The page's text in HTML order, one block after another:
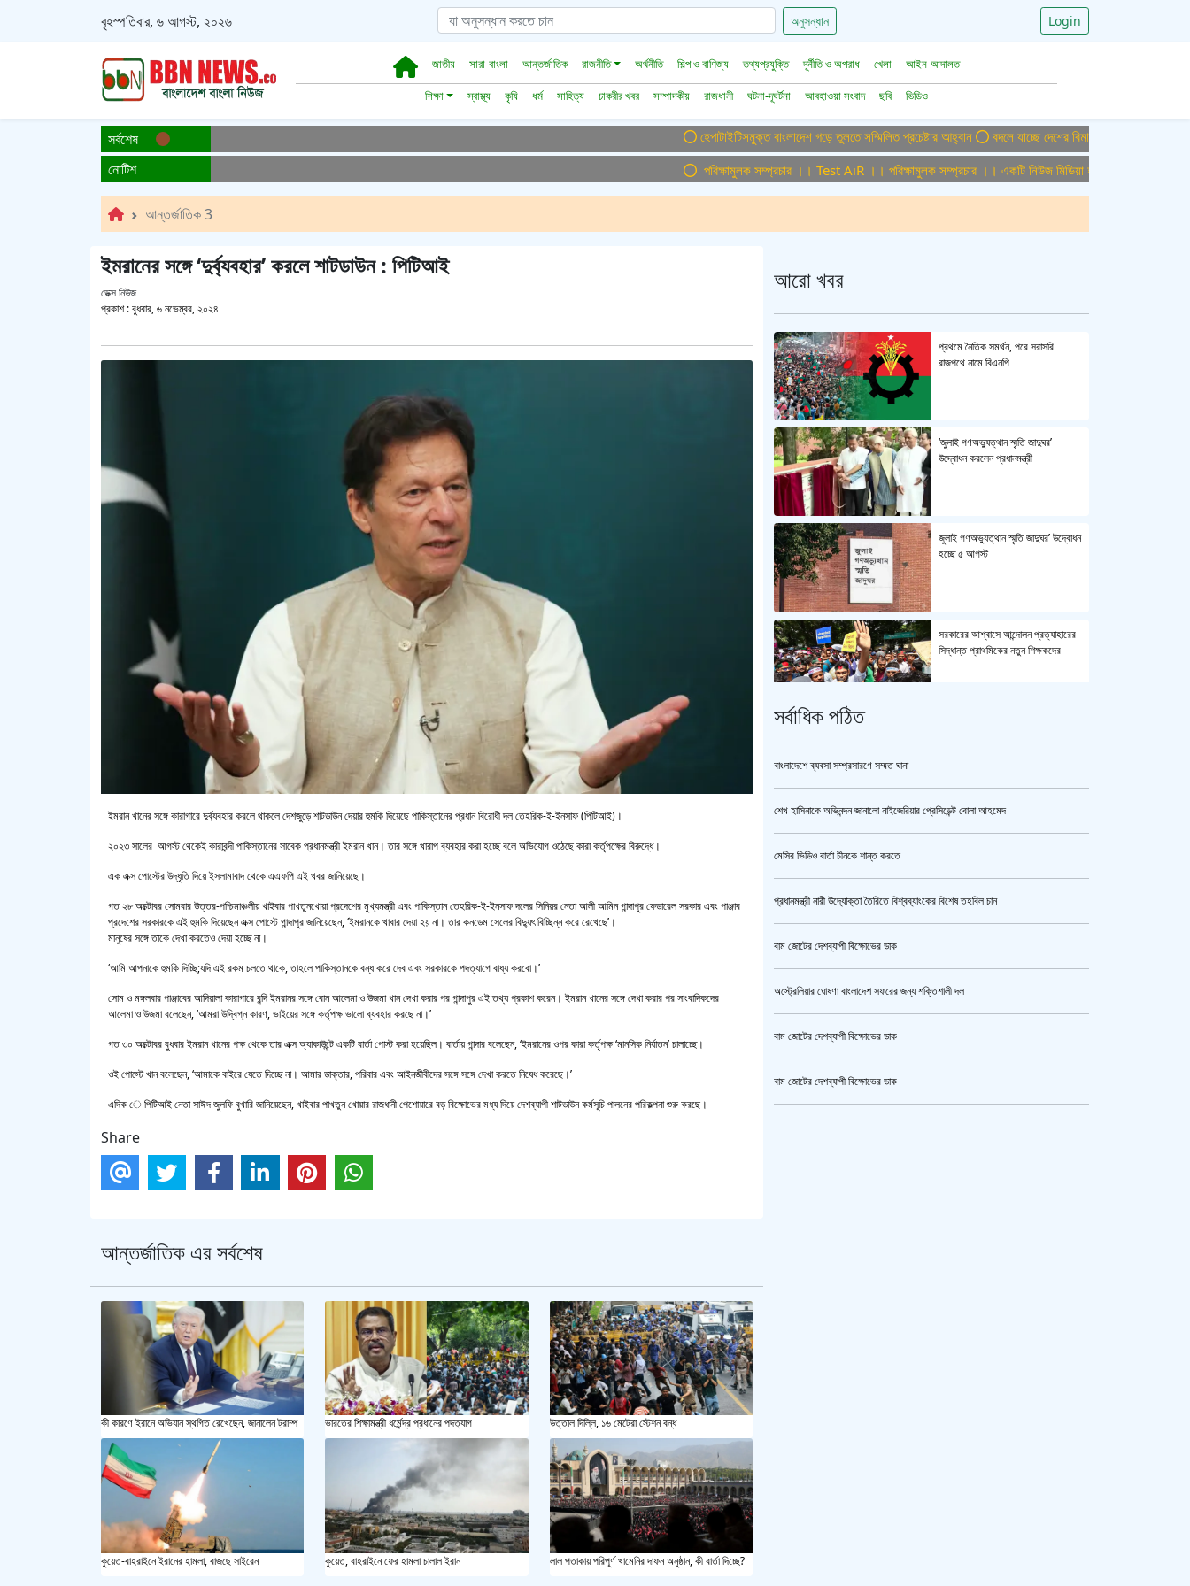
বৃহস্পতিবার, ৬ আগস্ট, ২০২৬ অনুসন্ধান Login
জাতীয় সারা-বাংলা আন্তর্জাতিক রাজনীতি অর্থনীতি শিল্প ও বাণিজ্য তথ্যপ্রযুক্তি দূর্নীতি ও অপরাধ খেলা
আইন-আদালত
শিক্ষা
স্বাস্থ্য কৃষি ধর্ম সাহিত্য চাকরীর খবর সম্পাদকীয় রাজধানী ঘটনা-দূঘর্টনা আবহাওয়া সংবাদ ছবি ভিডিও
সর্বশেষ হেপাটাইটিসমুক্ত বাংলাদেশ গড়ে তুলতে সম্মিলিত প্রচেষ্টার আহ্বান বদলে যাচ্ছে দেশের বিমান ও পর্যটন খাত, ডিসেম্বরে
নোটিশ পরিক্ষামুলক সম্প্রচার ।। Test AiR ।। পরিক্ষামুলক সম্প্রচার ।। একটি নিউজ মিডিয়া হাউজের জন্য অফিস এডমিন
আন্তর্জাতিক 3
ইমরানের সঙ্গে ‘দুর্ব্যবহার’ করলে শাটডাউন : পিটিআই
ডেক্স নিউজ
প্রকাশ :বুধবার, ৬ নভেম্বর, ২০২৪
ইমরান খানের সঙ্গে কারাগারে দুর্ব্যবহার করলে থাকলে দেশজুড়ে শাটডাউন দেয়ার হুমকি দিয়েছে পাকিস্তানের প্রধান বিরোধী দল তেহরিক-ই-ইনসাফ (পিটিআই)।
২০২৩ সালের আগস্ট থেকেই কারাবন্দী পাকিস্তানের সাবেক প্রধানমন্ত্রী ইমরান খান। তার সঙ্গে খারাপ ব্যবহার করা হচ্ছে বলে অভিযোগ ওঠেছে কারা কর্তৃপক্ষের বিরুদ্ধে।
এক এক্স পোস্টের উদ্ধৃতি দিয়ে ইসলামাবাদ থেকে এএফপি এই খবর জানিয়েছে।
গত ২৮ অক্টোবর সোমবার উত্তর-পশ্চিমাঞ্চলীয় খাইবার পাখতুনখোয়া প্রদেশের মুখ্যমন্ত্রী এবং পাকিস্তান তেহরিক-ই-ইনসাফ দলের সিনিয়র নেতা আলী আমিন গান্দাপুর ফেডারেল সরকার এবং পাঞ্জাব
প্রদেশের সরকারকে এই হুমকি দিয়েছেন এক্স পোস্টে গান্দাপুর জানিয়েছেন, ‘ইমরানকে খাবার দেয়া হয় না। তার কনডেম সেলের বিদ্যুৎ বিচ্ছিন্ন করে রেখেছে’।
মানুষের সঙ্গে তাকে দেখা করতেও দেয়া হচ্ছে না।
‘আমি আপনাকে হুমকি দিচ্ছি;যদি এই রকম চলতে থাকে, তাহলে পাকিস্তানকে বন্ধ করে দেব এবং সরকারকে পদত্যাগে বাধ্য করবো।’
সোম ও মঙ্গলবার পাঞ্জাবের আদিয়ালা কারাগারে বন্দি ইমরানর সঙ্গে বোন আলেমা ও উজমা খান দেখা করার পর গান্দাপুর এই তথ্য প্রকাশ করেন। ইমরান খানের সঙ্গে দেখা করার পর সাংবাদিকদের
আলেমা ও উজমা বলেছেন, ‘আমরা উদ্বিগ্ন কারণ, ভাইয়ের সঙ্গে কর্তৃপক্ষ ভালো ব্যবহার করছে না।’
গত ৩০ অক্টোবর বুধবার ইমরান খানের পক্ষ থেকে তার এক্স অ্যাকাউন্টে একটি বার্তা পোস্ট করা হয়েছিল। বার্তায় গান্দার বলেছেন, ‘ইমরানের ওপর কারা কর্তৃপক্ষ ‘মানসিক নির্যাতন’ চালাচ্ছে।
ওই পোস্টে খান বলেছেন, ‘আমাকে বাইরে যেতে দিচ্ছে না। আমার ডাক্তার, পরিবার এবং আইনজীবীদের সঙ্গে সঙ্গে দেখা করতে নিষেধ করেছে।’
এদিক ে পিটিআই নেতা সাঈদ জুলফি বুখারি জানিয়েছেন, খাইবার পাখতুন খোয়ার রাজধানী পেশোয়ারে বড় বিক্ষোভের মধ্য দিয়ে দেশব্যাপী শাটডাউন কর্মসূচি পালনের পরিকল্পনা শুরু করছে।
Share
আন্তর্জাতিক এর সর্বশেষ
কী কারণে ইরানে অভিযান স্থগিত রেখেছেন, জানালেন ট্রাম্প ভারতের শিক্ষামন্ত্রী ধর্মেন্দ্র প্রধানের পদত্যাগ উত্তাল দিল্লি, ১৬ মেট্রো স্টেশন বন্ধ
কুয়েত-বাহরাইনে ইরানের হামলা, বাজছে সাইরেন কুয়েত, বাহরাইনে ফের হামলা চালাল ইরান লাল পতাকায় পরিপূর্ণ খামেনির দাফন অনুষ্ঠান, কী বার্তা দিচ্ছে?
আরো খবর
প্রথমে নৈতিক সমর্থন, পরে সরাসরি
রাজপথে নামে বিএনপি
‘জুলাই গণঅভ্যুত্থান স্মৃতি জাদুঘর’
উদ্বোধন করলেন প্রধানমন্ত্রী
জুলাই গণঅভ্যুত্থান স্মৃতি জাদুঘর’ উদ্বোধন
হচ্ছে ৫ আগস্ট
সরকারের আশ্বাসে আন্দোলন প্রত্যাহারের
সিদ্ধান্ত প্রাথমিকের নতুন শিক্ষকদের
লাঠিয়াল বাহিনী নয় : স্বরাষ্ট্রমন্ত্রী
ক্যামেরার টান আজও অটুট, মঞ্চ-সিনেমা
এসএসসি ও সমমানের পরীক্ষার ফলাফল ১০
সর্বাধিক পঠিত
বাংলাদেশে ব্যবসা সম্প্রসারণে সম্মত ঘানা
শেখ হাসিনাকে অভিনন্দন জানালো নাইজেরিয়ার প্রেসিডেন্ট বোলা আহমেদ
মেসির ভিডিও বার্তা চীনকে শান্ত করতে
প্রধানমন্ত্রী নারী উদ্যোক্তা তৈরিতে বিশ্বব্যাংকের বিশেষ তহবিল চান
বাম জোটের দেশব্যাপী বিক্ষোভের ডাক
অস্ট্রেলিয়ার ঘোষণা বাংলাদেশ সফরের জন্য শক্তিশালী দল
বাম জোটের দেশব্যাপী বিক্ষোভের ডাক
বাম জোটের দেশব্যাপী বিক্ষোভের ডাক